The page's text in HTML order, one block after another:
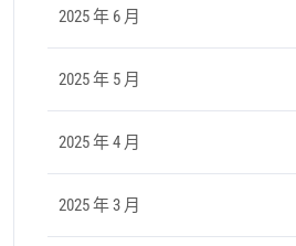
2025 年 6 月
2025 年 5 月
2025 年 4 月
2025 年 3 月